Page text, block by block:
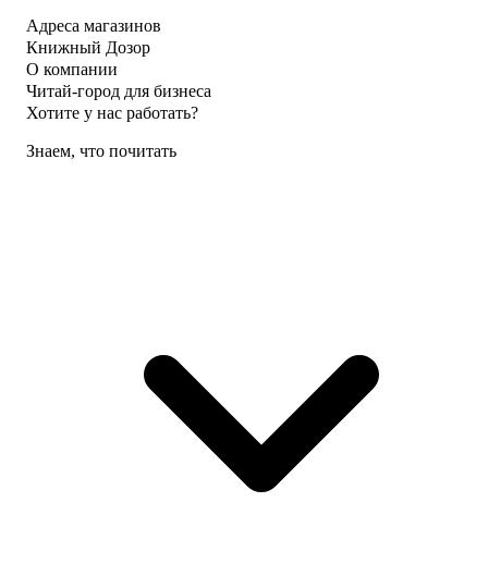
Адреса магазинов
Книжный Дозор
О компании
Читай-город для бизнеса
Хотите у нас работать?
Знаем, что почитать